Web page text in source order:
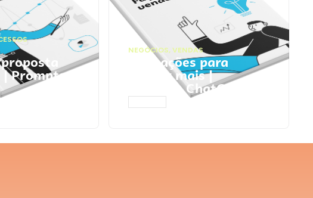
| Prompts
NEGÓCIOS, VENDAS
Faça ações para
vender mais |
Prompts ChatGPT